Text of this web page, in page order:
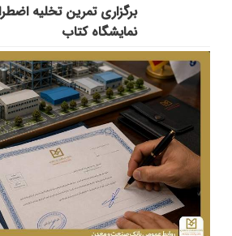
برگزاری تمرین تخلیه
نمایشگاه کتاب